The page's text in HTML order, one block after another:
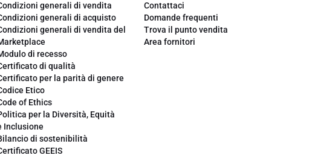
generali di vendita
generali di acquisto
generali di vendita del
di recesso
di qualità
per la parità di genere
Etico
of Ethics
per la Diversità, Equità
Inclusione
di sostenibilità
GEEIS
Contattaci
Domande frequenti
Trova il punto vendita
Area fornitori